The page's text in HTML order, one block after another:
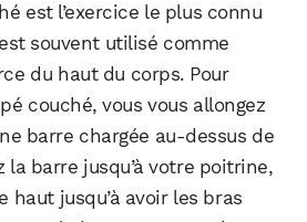
est l’exercice le plus connu
souvent utilisé comme
du haut du corps. Pour
couché, vous vous allongez
barre chargée au-dessus de
la barre jusqu’à votre poitrine,
haut jusqu’à avoir les bras